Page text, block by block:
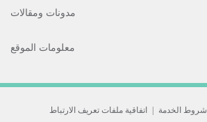
مدونات ومقالات
معلومات الموقع
شروط الخدمة | اتفاقية ملفات تعريف الارتباط